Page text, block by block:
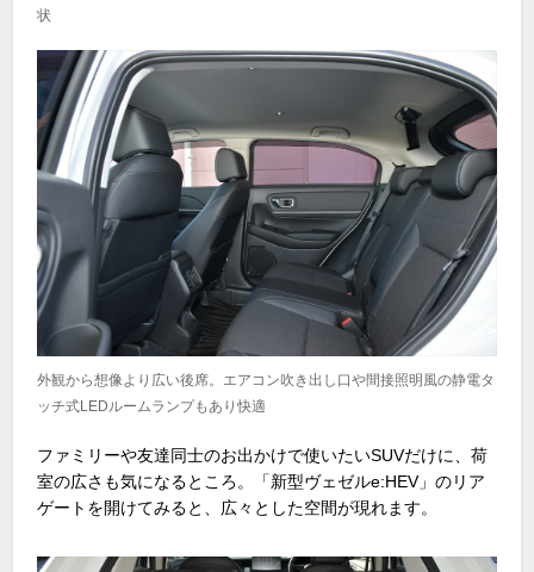
状
外観から想像より広い後席。エアコン吹き出し口や間接照明風の静電タ
ッチ式LEDルームランプもあり快適
ファミリーや友達同士のお出かけで使いたいSUVだけに、荷
室の広さも気になるところ。「新型ヴェゼルe:HEV」のリア
ゲートを開けてみると、広々とした空間が現れます。